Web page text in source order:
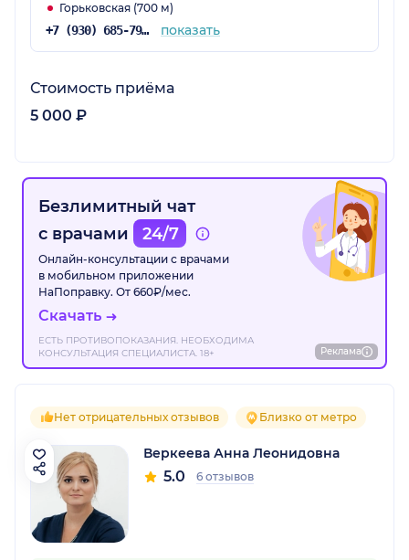
Горьковская (700 м)
+7 (930) 685-79-06 показать
Стоимость приёма
5 000 ₽
Безлимитный чат
с врачами
24/7
Онлайн-консультации с врачами
в мобильном приложении
НаПоправку. От 660₽/мес.
Скачать
ЕСТЬ ПРОТИВОПОКАЗАНИЯ. НЕОБХОДИМА
КОНСУЛЬТАЦИЯ СПЕЦИАЛИСТА. 18+
Реклама
Нет отрицательных отзывов Близко от метро
Веркеева Анна Леонидовна
5.0 6 отзывов